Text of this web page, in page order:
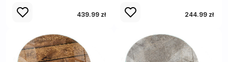
439.99 zł 244.99 zł